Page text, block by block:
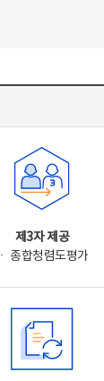
제3자 제공
ㆍ 종합청렴도평가